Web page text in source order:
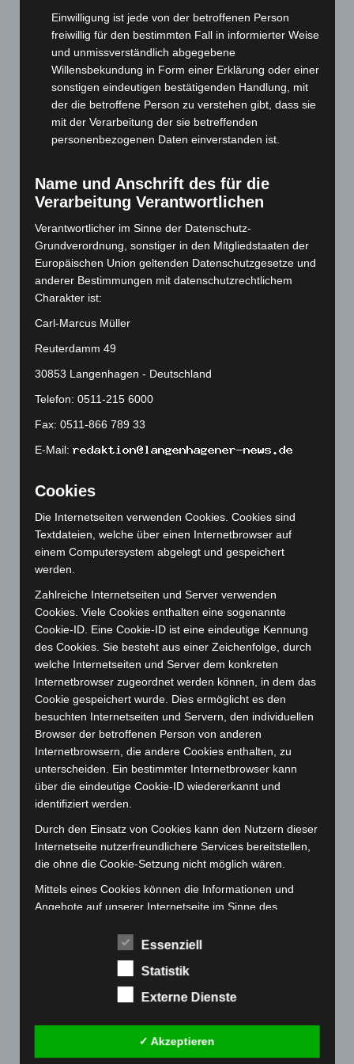
Juni 2025(103)
Mai 2025 (112)
April 2025(88)
März 2025(111)
Februar 2025(96)
Januar 2025(88)
November 2024(94)
September 2024
August 2024(107)
Juli 2024(89)
April 2024(102)
März 2024(103)
Februar 2024(103)
Januar 2024(111)
Dezember 2023(130)
Oktober 2023
September 2023(133)
August 2023(134)
Juli 2023(118)
Juni 2023(142)
Mai 2023(139)
April 2023(155)
März 2023(174)
Februar 2023(154)
Januar 2023 (140)
Dezember 2022(130)
November 2022
(167)
Oktober 2022(166)
September 2022(205)
August 2022 (166)
Juli 2022
(133)
Mai 2022(177)
(189)
Dezember 2021(204)
Einwilligung ist jede von der betroffenen Person
freiwillig für den bestimmten Fall in informierter Weise
und unmissverständlich abgegebene
Willensbekundung in Form einer Erklärung oder einer
sonstigen eindeutigen bestätigenden Handlung, mit
der die betroffene Person zu verstehen gibt, dass sie
mit der Verarbeitung der sie betreffenden
personenbezogenen Daten einverstanden ist.
Name und Anschrift des für die
Verarbeitung Verantwortlichen
Verantwortlicher im Sinne der Datenschutz-
Grundverordnung, sonstiger in den Mitgliedstaaten der
Europäischen Union geltenden Datenschutzgesetze und
anderer Bestimmungen mit datenschutzrechtlichem
Charakter ist:
Carl-Marcus Müller
Reuterdamm 49
30853 Langenhagen - Deutschland
Telefon: 0511-215 6000
Fax: 0511-866 789 33
E-Mail:
Cookies
Die Internetseiten verwenden Cookies. Cookies sind
Textdateien, welche über einen Internetbrowser auf
einem Computersystem abgelegt und gespeichert
werden.
Zahlreiche Internetseiten und Server verwenden
Cookies. Viele Cookies enthalten eine sogenannte
Cookie-ID. Eine Cookie-ID ist eine eindeutige Kennung
des Cookies. Sie besteht aus einer Zeichenfolge, durch
welche Internetseiten und Server dem konkreten
Internetbrowser zugeordnet werden können, in dem das
Cookie gespeichert wurde. Dies ermöglicht es den
besuchten Internetseiten und Servern, den individuellen
Browser der betroffenen Person von anderen
Internetbrowsern, die andere Cookies enthalten, zu
unterscheiden. Ein bestimmter Internetbrowser kann
über die eindeutige Cookie-ID wiedererkannt und
identifiziert werden.
Durch den Einsatz von Cookies kann den Nutzern dieser
Internetseite nutzerfreundlichere Services bereitstellen,
die ohne die Cookie-Setzung nicht möglich wären.
Mittels eines Cookies können die Informationen und
Angebote auf unserer Internetseite im Sinne des
wie bereits erwähnt, die Benutzer unserer Internetseite
wiederzuerkennen. Zweck dieser Wiedererkennung ist
es, den Nutzern die Verwendung unserer Internetseite
zu erleichtern. Der Benutzer einer Internetseite, die
Besuch der Internetseite erneut seine Zugangsdaten
eingeben, weil dies von der Internetseite und dem auf
Essenziell
Statistik
Externe Dienste
✓ Akzeptieren